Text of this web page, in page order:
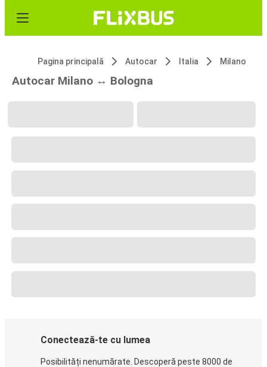
Pagina principală Autocar Italia Milano
Autocar Milano ↔ Bologna
Conectează-te cu lumea
Posibilități nenumărate. Descoperă peste 8000 de